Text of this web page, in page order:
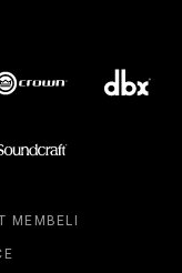
MEMBELI